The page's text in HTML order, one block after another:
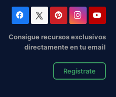
Consigue recursos exclusivos
directamente en tu email
Regístrate